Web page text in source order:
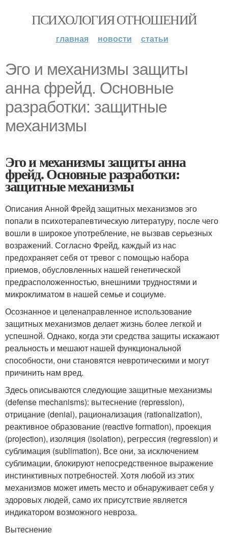
ПСИХОЛОГИЯ ОТНОШЕНИЙ
главная новости статьи
Эго и механизмы защиты
анна фрейд. Основные
разработки: защитные
механизмы
Эго и механизмы защиты анна
фрейд. Основные разработки:
защитные механизмы
Описания Анной Фрейд защитных механизмов эго
попали в психотерапевтическую литературу, после чего
вошли в широкое употребление, не вызвав серьезных
возражений. Согласно Фрейд, каждый из нас
предохраняет себя от тревог с помощью набора
приемов, обусловленных нашей генетической
предрасположенностью, внешними трудностями и
микроклиматом в нашей семье и социуме.
Осознанное и целенаправленное использование
защитных механизмов делает жизнь более легкой и
успешной. Однако, когда эти средства защиты искажают
реальность и мешают нашей функциональной
способности, они становятся невротическими и могут
причинить нам вред.
Здесь описываются следующие защитные механизмы
(defense mechanisms): вытеснение (repression),
отрицание (denial), рационализация (rationalization),
реактивное образование (reactive formation), проекция
(projection), изоляция (isolation), регрессия (regression) и
сублимация (sublimation). Все они, за исключением
сублимации, блокируют непосредственное выражение
инстинктивных потребностей. Хотя любой из этих
механизмов может иметь место и обнаруживает себя у
здоровых людей, само их присутствие является
индикатором возможного невроза.
Вытеснение